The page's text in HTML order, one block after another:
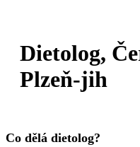
Dietolog,
Plzeň-jih
Co dělá dietolog?